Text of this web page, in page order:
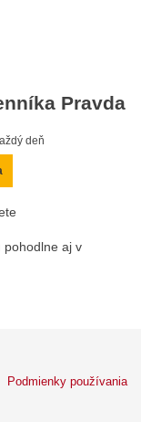
Pravda
deň
pohodlne aj v
Podmienky používania